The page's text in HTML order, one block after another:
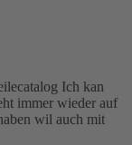
Ich kan
immer wieder auf
wil auch mit